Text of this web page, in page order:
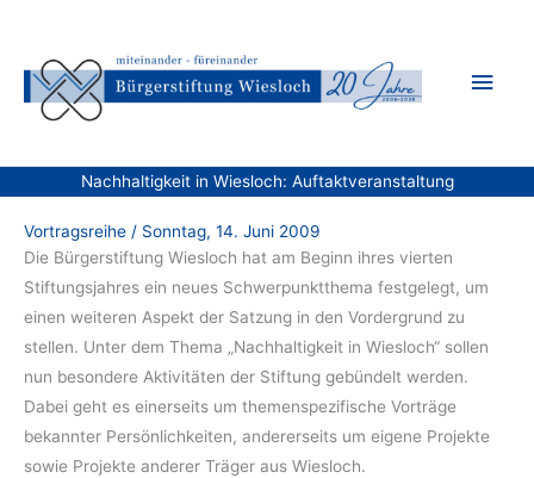
springen
Nachhaltigkeit in Wiesloch: Auftaktveranstaltung
Vortragsreihe / Sonntag, 14. Juni 2009
Die Bürgerstiftung Wiesloch hat am Beginn ihres vierten
Stiftungsjahres ein neues Schwerpunktthema festgelegt, um
einen weiteren Aspekt der Satzung in den Vordergrund zu
stellen. Unter dem Thema „Nachhaltigkeit in Wiesloch“ sollen
nun besondere Aktivitäten der Stiftung gebündelt werden.
Dabei geht es einerseits um themenspezifische Vorträge
bekannter Persönlichkeiten, andererseits um eigene Projekte
sowie Projekte anderer Träger aus Wiesloch.